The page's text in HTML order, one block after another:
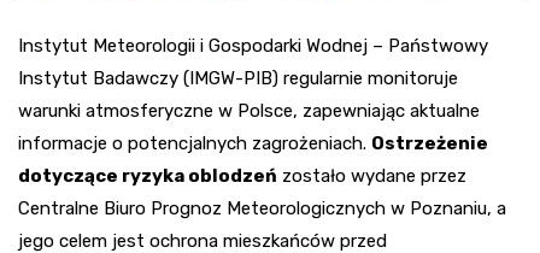
Instytut Meteorologii i Gospodarki Wodnej – Państwowy
Instytut Badawczy (IMGW-PIB) regularnie monitoruje
warunki atmosferyczne w Polsce, zapewniając aktualne
informacje o potencjalnych zagrożeniach. Ostrzeżenie
dotyczące ryzyka oblodzeń zostało wydane przez
Centralne Biuro Prognoz Meteorologicznych w Poznaniu, a
jego celem jest ochrona mieszkańców przed